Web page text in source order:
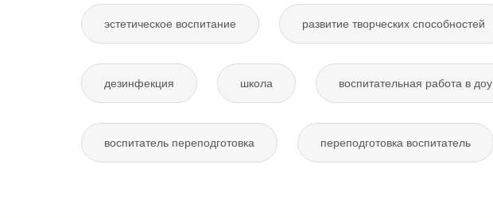
эстетическое воспитание развитие творческих способностей
дезинфекция школа воспитательная работа в доу
воспитатель переподготовка переподготовка воспитатель